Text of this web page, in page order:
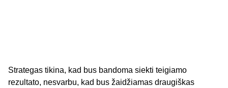
Strategas tikina, kad bus bandoma siekti teigiamo
rezultato, nesvarbu, kad bus žaidžiamas draugiškas